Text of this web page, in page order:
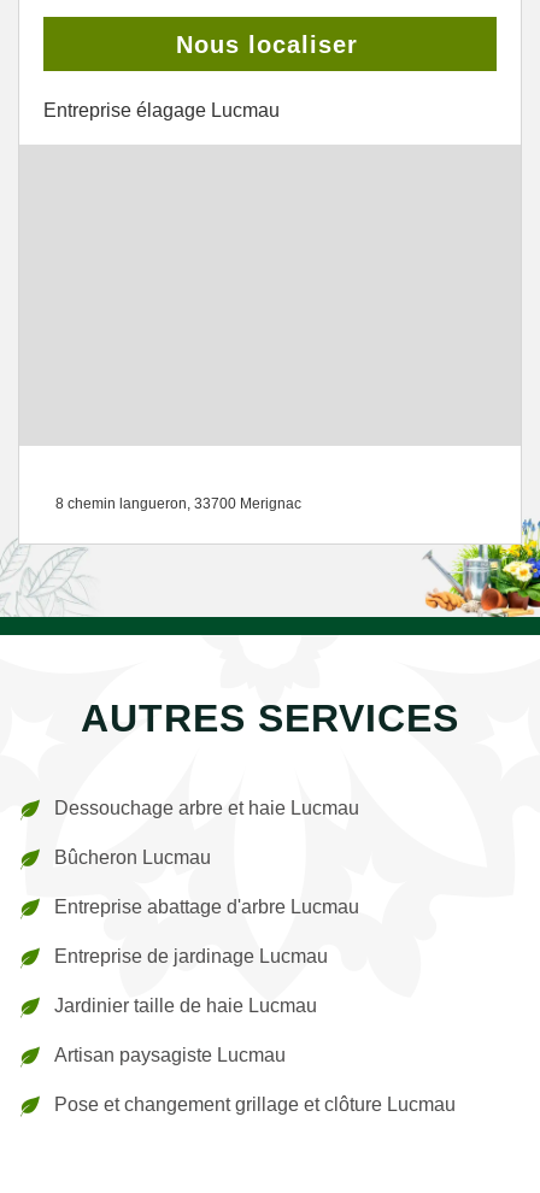
Nous localiser
Entreprise élagage Lucmau
8 chemin langueron, 33700 Merignac
AUTRES SERVICES
Dessouchage arbre et haie Lucmau
Bûcheron Lucmau
Entreprise abattage d'arbre Lucmau
Entreprise de jardinage Lucmau
Jardinier taille de haie Lucmau
Artisan paysagiste Lucmau
Pose et changement grillage et clôture Lucmau